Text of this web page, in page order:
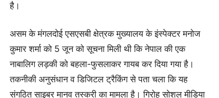
है।
असम के मंगलदोई एसएसबी क्षेत्रक मुख्यालय के इंस्पेक्टर मनोज
कुमार शर्मा को 5 जून को सूचना मिली थी कि नेपाल की एक
नाबालिग लड़की को बहला-फुसलाकर गायब कर दिया गया है।
तकनीकी अनुसंधान व डिजिटल ट्रैकिंग से पता चला कि यह
संगठित साइबर मानव तस्करी का मामला है। गिरोह सोशल मीडिया